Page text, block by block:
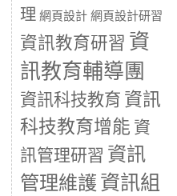
理 網頁設計 網頁設計研習
資訊教育研習 資
訊教育輔導團
資訊科技教育 資訊
科技教育增能 資
訊管理研習 資訊
管理維護 資訊組